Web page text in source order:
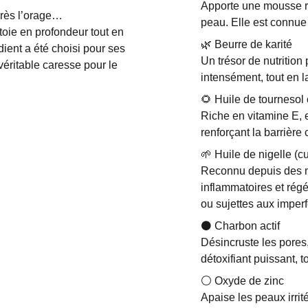
l’orage…
en profondeur tout en
a été choisi pour ses
caresse pour le
Apporte une mousse
peau. Elle est
🌿 Beurre de karité
Un trésor de nutrition
intensément, tout en
🌻 Huile de tournesol
Riche en vitamine E,
renforçant la barrière
🌱 Huile de nigelle
Reconnu depuis des
inflammatoires et
ou sujettes aux
⚫ Charbon actif
Désincruste les
détoxifiant puissant,
⚪ Oxyde de zinc
Apaise les peaux